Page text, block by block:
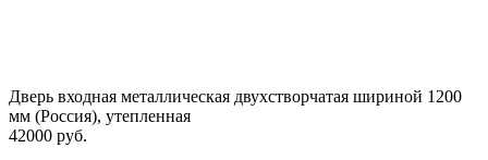
Дверь входная металлическая двухстворчатая шириной 1200
мм (Россия), утепленная
42000 руб.